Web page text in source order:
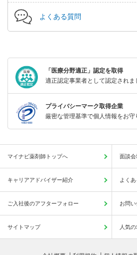
よくある質問
「医療分野適正」認定を取得
適正認定事業者として認定されま
プライバシーマーク取得企業
厳密な管理基準で個人情報をお守
マイナビ薬剤師トップへ 面談
キャリアアドバイザー紹介 よく
ご入社後のアフターフォロー お問
サイトマップ 人気